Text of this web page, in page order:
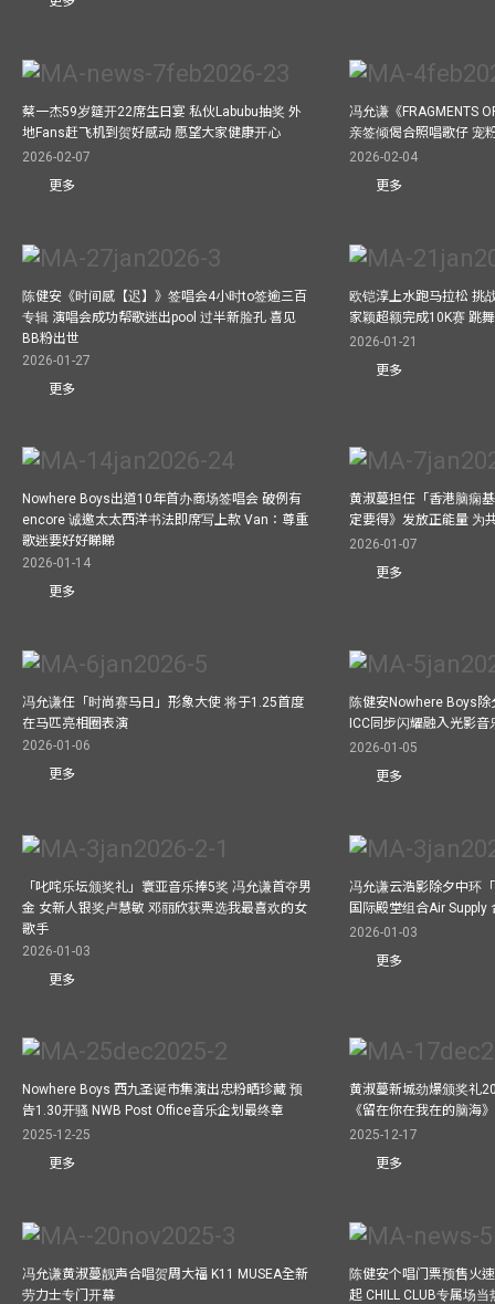
蔡一杰59岁筵开22席生日宴 私伙Labubu抽奖 外
地Fans赶飞机到贺好感动 愿望大家健康开心
2026-02-07
更多
冯允谦《FRAGMENTS
亲签倾偈合照唱歌仔 宠
2026-02-04
更多
陈健安《时间感【迟】》签唱会4小时to签逾三百
专辑 演唱会成功帮歌迷出pool 过半新脸孔 喜见
BB粉出世
2026-01-27
更多
欧铠淳上水跑马拉松 挑
家颖超额完成10K赛 跳
2026-01-21
更多
Nowhere Boys出道10年首办商场签唱会 破例有
encore 诚邀太太西洋书法即席写上款 Van：尊重
歌迷要好好睇睇
2026-01-14
更多
黄淑蔓担任「香港脑痫
定要得》发放正能量 为
2026-01-07
更多
冯允谦任「时尚赛马日」形象大使 将于1.25首度
在马匹亮相圈表演
2026-01-06
更多
陈健安Nowhere Boys
ICC同步闪耀融入光影音
2026-01-05
更多
「叱咤乐坛颁奖礼」寰亚音乐捧5奖 冯允谦首夺男
金 女新人银奖卢慧敏 邓丽欣获票选我最喜欢的女
歌手
2026-01-03
更多
冯允谦云浩影除夕中环
国际殿堂组合Air Supply
2026-01-03
更多
Nowhere Boys 西九圣诞市集演出忠粉晒珍藏 预
告1.30开骚 NWB Post Office音乐企划最终章
2025-12-25
更多
黄淑蔓新城劲爆颁奖礼
《留在你在我在的脑海
2025-12-17
更多
冯允谦黄淑蔓靓声合唱贺周大福 K11 MUSEA全新
劳力士专门开幕
陈健安个唱门票预售火
起 CHILL CLUB专属场